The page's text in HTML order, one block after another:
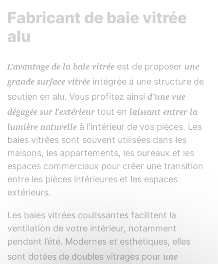
Fabricant de baie vitrée
alu
L’avantage de la baie vitrée est de proposer une
grande surface vitrée intégrée à une structure de
soutien en alu. Vous profitez ainsi d’une vue
dégagée sur l'extérieur tout en laissant entrer la
lumière naturelle à l'intérieur de vos pièces. Les
baies vitrées sont souvent utilisées dans les
maisons, les appartements, les bureaux et les
espaces commerciaux pour créer une transition
entre les pièces intérieures et les espaces
extérieurs.
Les baies vitrées coulissantes facilitent la
ventilation de votre intérieur, notamment
pendant l’été. Modernes et esthétiques, elles
sont dotées de doubles vitrages pour une